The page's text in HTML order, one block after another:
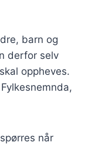
barn og
derfor selv
oppheves.
når